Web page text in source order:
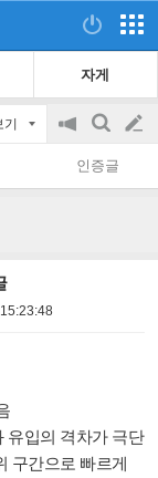
자게
기
공
on/off
검
색
글
쓰
인증글
유입의 격차가 극단
구간으로 빠르게